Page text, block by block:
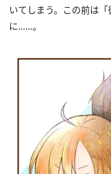
いてしまう。この前は
に……。